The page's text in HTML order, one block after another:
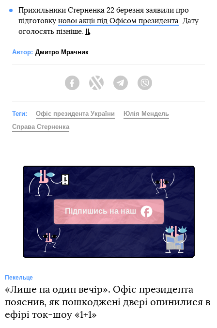
Прихильники Стерненка 22 березня заявили про
підготовку нової акції під Офісом президента . Дату
оголосять пізніше.
Автор: Дмитро Мрачник
FacebookTwitter Telegram
Теги: Офіс президента України
Юлія Мендель
Справа Стерненка
Підпишись на наш
Facebook
Пекельце
«Лише на один вечір». Офіс президента
пояснив, як пошкоджені двері опинилися в
ефірі ток-шоу «1+1»